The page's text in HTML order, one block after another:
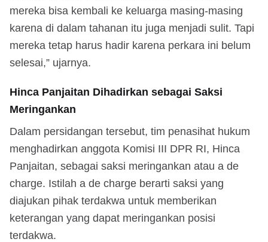
mereka bisa kembali ke keluarga masing-masing
karena di dalam tahanan itu juga menjadi sulit. Tapi
mereka tetap harus hadir karena perkara ini belum
selesai,” ujarnya.
Hinca Panjaitan Dihadirkan sebagai Saksi
Meringankan
Dalam persidangan tersebut, tim penasihat hukum
menghadirkan anggota Komisi III DPR RI, Hinca
Panjaitan, sebagai saksi meringankan atau a de
charge. Istilah a de charge berarti saksi yang
diajukan pihak terdakwa untuk memberikan
keterangan yang dapat meringankan posisi
terdakwa.